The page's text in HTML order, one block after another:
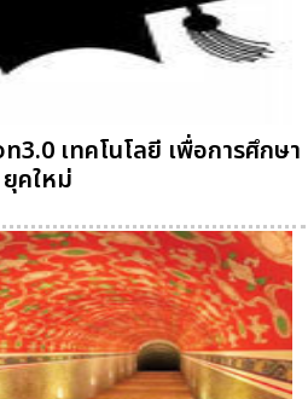
เทคโนโลยี เพื่อการศึกษา
ยุคใหม่